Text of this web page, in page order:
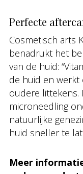
Perfecte
Cosmetisch arts
benadrukt het
van de huid:
de huid en werkt
oudere littekens.
microneedling
natuurlijke
huid sneller te
Meer